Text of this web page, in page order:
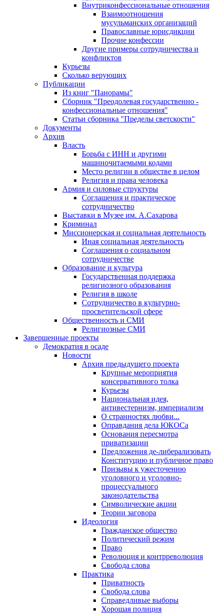
Внутриконфессиональные отношения
Взаимоотношения
мусульманских организаций
Православные юрисдикции
Прочие конфессии
Другие примеры сотрудничества и
конфликтов
Курьезы
Сколько верующих
Публикации
Из книг "Панорамы"
Сборник "Преодолевая государственно -
конфессиональные отношения"
Статьи сборника "Пределы светскости"
Документы
Архив
Власть
Борьба с ИНН и другими
машиночитаемыми кодами
Место религии в обществе в целом
Религия и права человека
Армия и силовые структуры
Соглашения и практическое
сотрудничество
Выставки в Музее им. А.Сахарова
Криминал
Миссионерская и социальная деятельность
Иная социальная деятельность
Соглашения о социальном
сотрудничестве
Образование и культура
Государственная поддержка
религиозного образования
Религия в школе
Сотрудничество в культурно-
просветительской сфере
Общественность и СМИ
Религиозные СМИ
Завершенные проекты
Демократия в осаде
Новости
Архив предыдущего проекта
Крупные мероприятия
консервативного толка
Курьезы
Национальная идея,
антивестернизм, империализм
О странностях любви...
Оправдания дела ЮКОСа
Основания пересмотра
приватизации
Предложения де-либерализовать
Конституцию и публичное право
Призывы к ужесточению
уголовного и уголовно-
процессуального
законодательства
Символические акции
Теории заговора
Идеология
Гражданское общество
Политический режим
Право
Революция и контрреволюция
Свобода слова
Практика
Приватность
Свобода слова
Справедливые выборы
Хорошая полиция